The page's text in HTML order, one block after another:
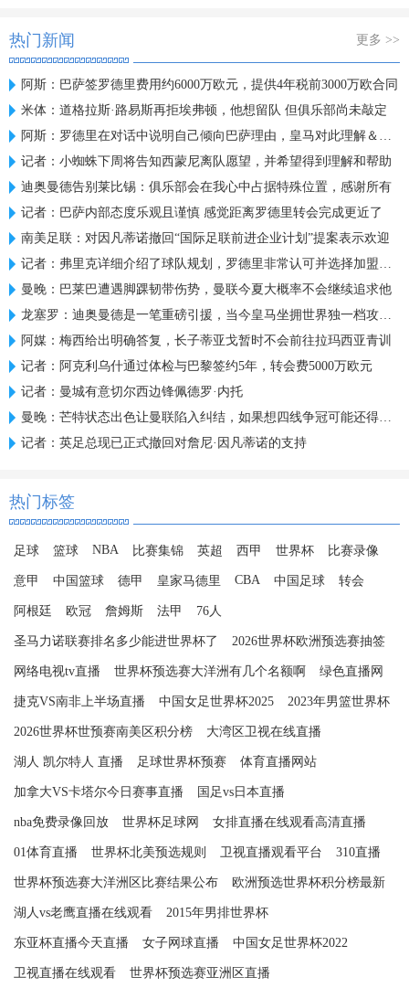
热门新闻 更多 >>
阿斯：巴萨签罗德里费用约6000万欧元，提供4年税前3000万欧合同
米体：道格拉斯·路易斯再拒埃弗顿，他想留队 但俱乐部尚未敲定
阿斯：罗德里在对话中说明自己倾向巴萨理由，皇马对此理解＆祝好
记者：小蜘蛛下周将告知西蒙尼离队愿望，并希望得到理解和帮助
迪奥曼德告别莱比锡：俱乐部会在我心中占据特殊位置，感谢所有
记者：巴萨内部态度乐观且谨慎 感觉距离罗德里转会完成更近了
南美足联：对因凡蒂诺撤回“国际足联前进企业计划”提案表示欢迎
记者：弗里克详细介绍了球队规划，罗德里非常认可并选择加盟巴萨
曼晚：巴莱巴遭遇脚踝韧带伤势，曼联今夏大概率不会继续追求他
龙塞罗：迪奥曼德是一笔重磅引援，当今皇马坐拥世界独一档攻击线
阿媒：梅西给出明确答复，长子蒂亚戈暂时不会前往拉玛西亚青训
记者：阿克利乌什通过体检与巴黎签约5年，转会费5000万欧元
记者：曼城有意切尔西边锋佩德罗·内托
曼晚：芒特状态出色让曼联陷入纠结，如果想四线争冠可能还得买人
记者：英足总现已正式撤回对詹尼·因凡蒂诺的支持
热门标签
足球 篮球 NBA 比赛集锦 英超 西甲 世界杯 比赛录像
意甲 中国篮球 德甲 皇家马德里 CBA 中国足球 转会
阿根廷 欧冠 詹姆斯 法甲 76人
圣马力诺联赛排名多少能进世界杯了 2026世界杯欧洲预选赛抽签
网络电视tv直播 世界杯预选赛大洋洲有几个名额啊 绿色直播网
捷克VS南非上半场直播 中国女足世界杯2025 2023年男篮世界杯
2026世界杯世预赛南美区积分榜 大湾区卫视在线直播
湖人 凯尔特人 直播 足球世界杯预赛 体育直播网站
加拿大VS卡塔尔今日赛事直播 国足vs日本直播
nba免费录像回放 世界杯足球网 女排直播在线观看高清直播
01体育直播 世界杯北美预选规则 卫视直播观看平台 310直播
世界杯预选赛大洋洲区比赛结果公布 欧洲预选世界杯积分榜最新
湖人vs老鹰直播在线观看 2015年男排世界杯
东亚杯直播今天直播 女子网球直播 中国女足世界杯2022
卫视直播在线观看 世界杯预选赛亚洲区直播